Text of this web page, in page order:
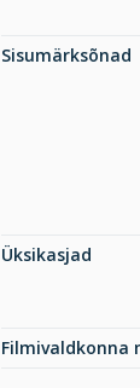
Sisumärksõnad
Üksikasjad
Filmivaldkonna